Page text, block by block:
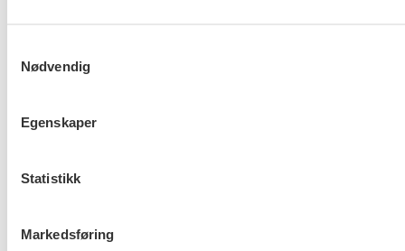
Nødvendig
Egenskaper
Statistikk
Markedsføring